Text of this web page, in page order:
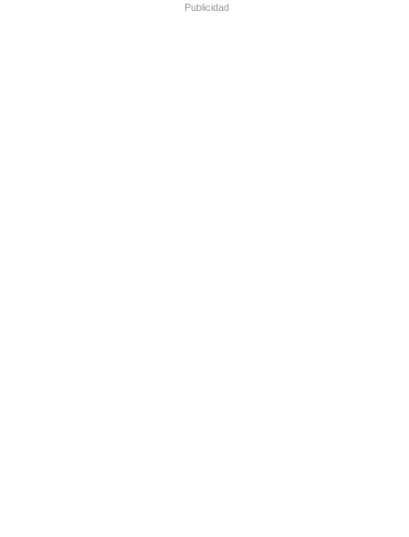
Publicidad